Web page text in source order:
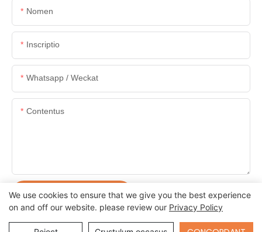
Nomen
Inscriptio
Whatsapp / Weckat
Contentus
POSUERE AUTEM MISIT
We use cookies to ensure that we give you the best experience
on and off our website. please review our Privacy Policy